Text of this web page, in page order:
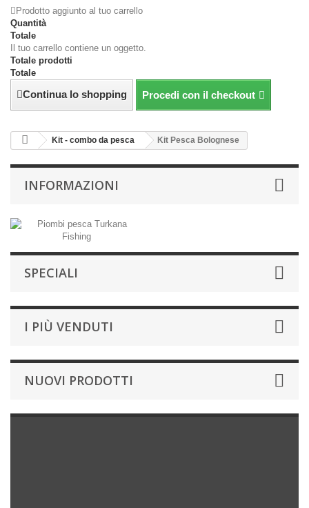
Prodotto aggiunto al tuo carrello
Quantità
Totale
Il tuo carrello contiene un oggetto.
Totale prodotti
Totale
Continua lo shopping Procedi con il checkout
Kit - combo da pesca Kit Pesca Bolognese
INFORMAZIONI
SPECIALI
I PIÙ VENDUTI
NUOVI PRODOTTI